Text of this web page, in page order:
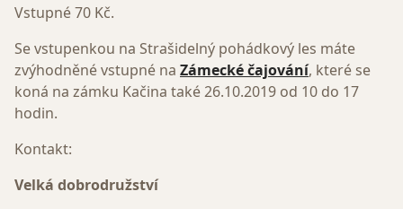
Vstupné 70 Kč.
Se vstupenkou na Strašidelný pohádkový les máte
zvýhodněné vstupné na Zámecké čajování, které se
koná na zámku Kačina také 26.10.2019 od 10 do 17
hodin.
Kontakt:
Velká dobrodružství